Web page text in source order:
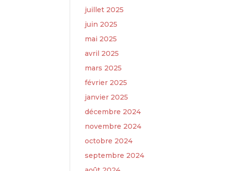
juillet 2025
juin 2025
mai 2025
avril 2025
mars 2025
février 2025
janvier 2025
décembre 2024
novembre 2024
octobre 2024
septembre 2024